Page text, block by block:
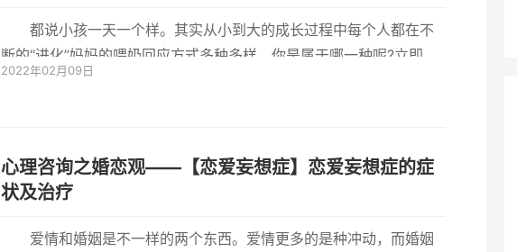
都说小孩一天一个样。其实从小到大的成长过程中每个人都在不
断的“进化”妈妈的喂奶回应方式多种多样，你是属于哪一种呢?立即满
足型 盼...
2022年02月09日
心理咨询之婚恋观——【恋爱妄想症】恋爱妄想症的症
状及治疗
爱情和婚姻是不一样的两个东西。爱情更多的是种冲动，而婚姻